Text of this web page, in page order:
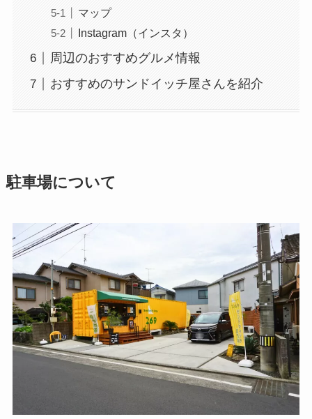
マップ
Instagram（インスタ）
周辺のおすすめグルメ情報
おすすめのサンドイッチ屋さんを紹介
駐車場について